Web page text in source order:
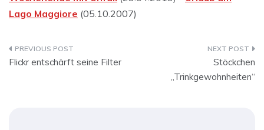
Lago Maggiore (05.10.2007)
Beitragsnavigation
Flickr entschärft seine Filter
Stöckchen
„Trinkgewohnheiten“